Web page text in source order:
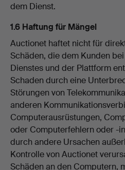
dem Dienst.
1.6 Haftung für Mängel
Auctionet haftet nicht für
Schäden, die dem Kunden
Dienstes und der Plattform
Schaden durch eine
Störungen von
anderen
Computerausrüstungen,
oder Computerfehlern oder -
durch andere Ursachen
Kontrolle von Auctionet
Schäden an den Computern,